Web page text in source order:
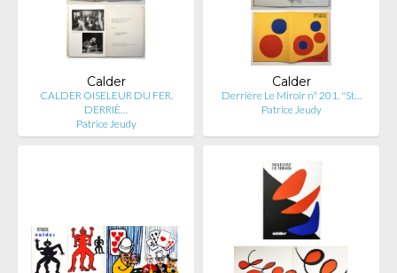
Calder
CALDER OISELEUR DU FER.
DERRIÈ…
Patrice Jeudy
Calder
Derrière Le Miroir n° 201. "St…
Patrice Jeudy